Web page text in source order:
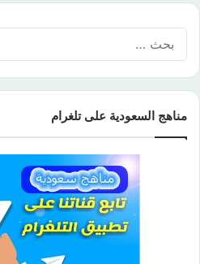
مناهج السعودية على تلغرام